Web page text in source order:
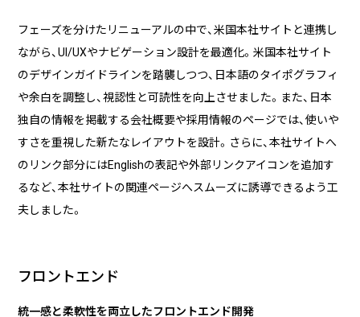
フェーズを分けたリニューアルの中で、米国本社サイトと連携し
ながら、UI/UXやナビゲーション設計を最適化。米国本社サイト
のデザインガイドラインを踏襲しつつ、日本語のタイポグラフィ
や余白を調整し、視認性と可読性を向上させました。また、日本
独自の情報を掲載する会社概要や採用情報のページでは、使いや
すさを重視した新たなレイアウトを設計。さらに、本社サイトへ
のリンク部分にはEnglishの表記や外部リンクアイコンを追加す
るなど、本社サイトの関連ページへスムーズに誘導できるよう工
夫しました。
フロントエンド
統一感と柔軟性を両立したフロントエンド開発